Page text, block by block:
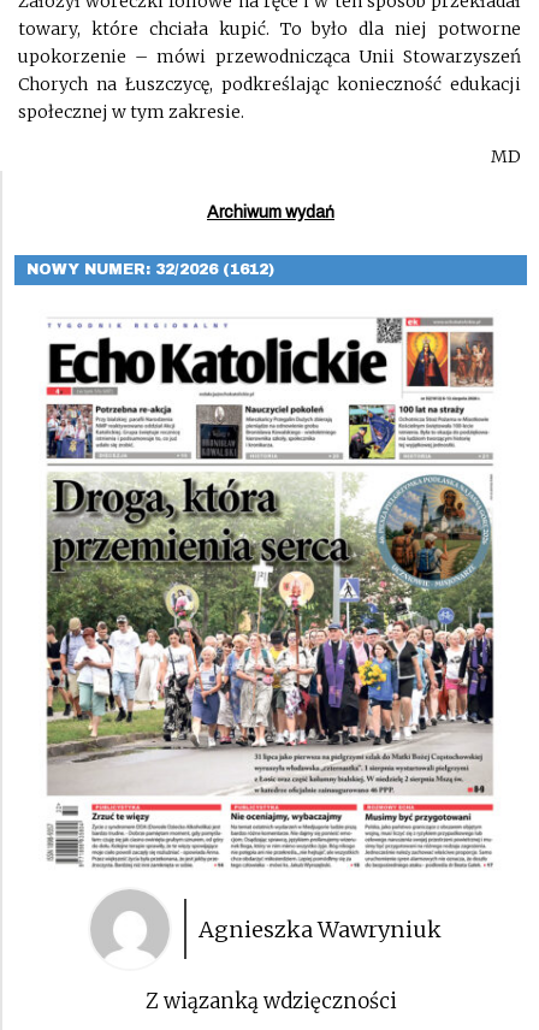
towary, które chciała kupić. To było dla niej potworne
upokorzenie – mówi przewodnicząca Unii Stowarzyszeń
Chorych na Łuszczycę, podkreślając konieczność edukacji
społecznej w tym zakresie.
MD
Archiwum wydań
NOWY NUMER: 32/2026 (1612)
Agnieszka Wawryniuk
Z wiązanką wdzięczności